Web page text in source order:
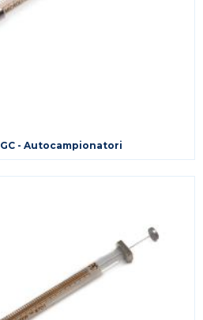
- Autocampionatori